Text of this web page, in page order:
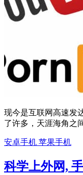
现今是互联网高速发
了许多，天涯海角之
安卓手机 苹果手机
科学上外网,